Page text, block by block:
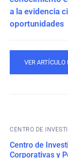
a la evidencia
oportunidades
VER
CENTRO DE
Centro de
Corporativas y